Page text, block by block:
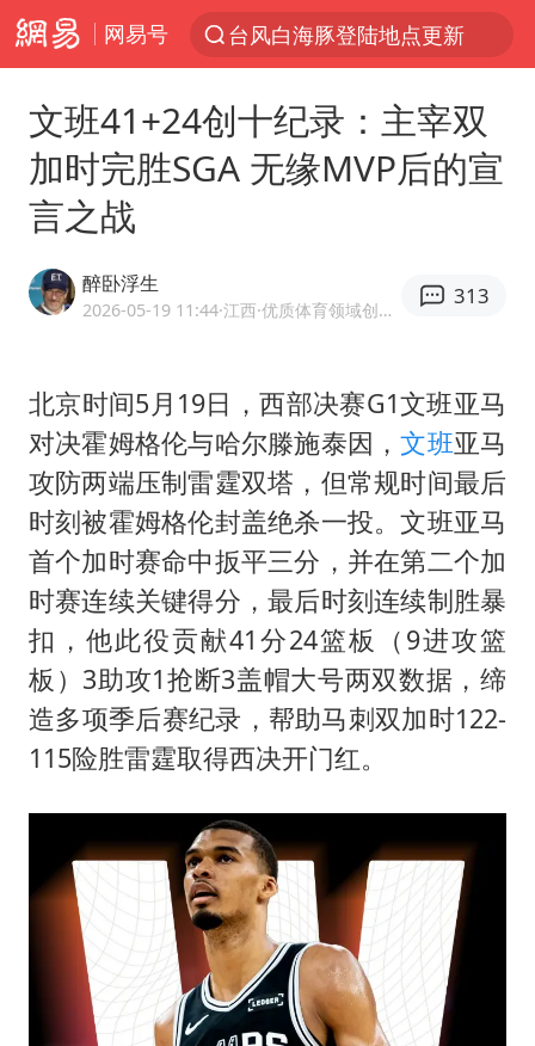
网易号
中方回应是否在太平洋海底开采稀土
宇树科技王兴兴身家有望超200亿元
CIA被曝已秘密设立古巴工作组
U17国足1分钟轰2球
泰国一女公务员妆容引争议 本人回应
法国将禁止“未经同意的电话营销”
24小时不关空调 电费会更低吗
中国养老床位“三连降”
多地要求领导干部带头休假
吉林一“温度计大楼”读数爆表
奋进开新局 实干挑大梁
文班41+24创十纪录：主宰双
加时完胜SGA 无缘MVP后的宣
言之战
醉卧浮生
2026-05-19 11:44·江西 ·优质体育领域创作者
313
北京时间5月19日，西部决赛G1文班亚马
对决霍姆格伦与哈尔滕施泰因，文班亚马
攻防两端压制雷霆双塔，但常规时间最后
时刻被霍姆格伦封盖绝杀一投。文班亚马
首个加时赛命中扳平三分，并在第二个加
时赛连续关键得分，最后时刻连续制胜暴
扣，他此役贡献41分24篮板（9进攻篮
板）3助攻1抢断3盖帽大号两双数据，缔
造多项季后赛纪录，帮助马刺双加时122-
115险胜雷霆取得西决开门红。